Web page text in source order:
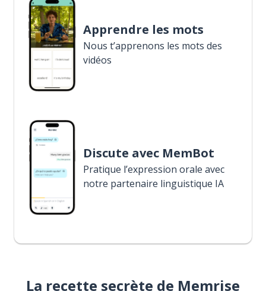
Apprendre les mots
Nous t’apprenons les mots des
vidéos
Discute avec MemBot
Pratique l’expression orale avec
notre partenaire linguistique IA
La recette secrète de Memrise